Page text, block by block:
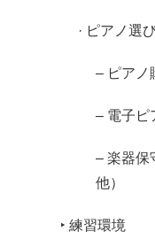
· ピアノ選
– ピアノ
– 電子ピ
– 楽器保
他）
‣ 練習環境